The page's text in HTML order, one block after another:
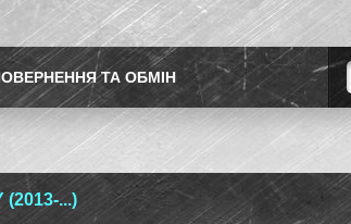
ТА ОБМІН
...)